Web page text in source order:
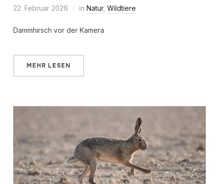
22. Februar 2026 in Natur, Wildtiere
Dammhirsch vor der Kamera
MEHR LESEN